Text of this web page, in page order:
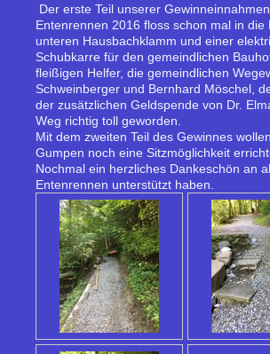
Der erste Teil unserer
Entenrennen 2016 floss schon mal in die
unteren Hausbachklamm und einer
Schubkarre für den gemeindlichen
fleißigen Helfer, die gemeindlichen
Schweinberger und Bernhard Möschel,
der zusätzlichen Geldspende von Dr.
Weg richtig toll geworden.
Mit dem zweiten Teil des Gewinnes
Gumpen noch eine Sitzmöglichkeit
Nochmal ein herzliches Dankeschön an
Entenrennen unterstützt haben.